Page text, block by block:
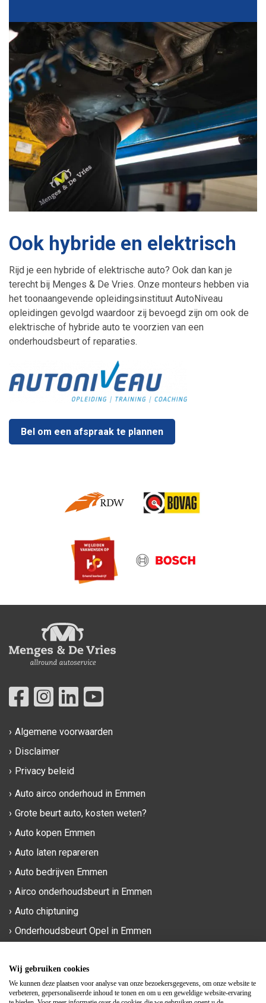
Ook hybride en elektrisch
Rijd je een hybride of elektrische auto? Ook dan kan je
terecht bij Menges & De Vries. Onze monteurs hebben via
het toonaangevende opleidingsinstituut AutoNiveau
opleidingen gevolgd waardoor zij bevoegd zijn om ook de
elektrische of hybride auto te voorzien van een
onderhoudsbeurt of reparaties.
Bel om een afspraak te plannen
Algemene voorwaarden
Disclaimer
Privacy beleid
Auto airco onderhoud in Emmen
Grote beurt auto, kosten weten?
Auto kopen Emmen
Auto laten repareren
Auto bedrijven Emmen
Airco onderhoudsbeurt in Emmen
Auto chiptuning
Onderhoudsbeurt Opel in Emmen
Phileas Foggstraat 90a
7825 AM Emmen
Wij gebruiken cookies
We kunnen deze plaatsen voor analyse van onze bezoekersgegevens, om onze website te
verbeteren, gepersonaliseerde inhoud te tonen en om u een geweldige website-ervaring